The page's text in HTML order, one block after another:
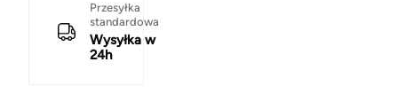
Przesyłka
standardowa
Wysyłka w
24h